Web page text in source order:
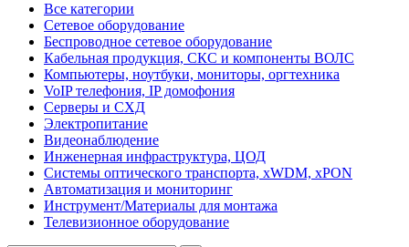
Все категории
Сетевое оборудование
Беспроводное сетевое оборудование
Кабельная продукция, СКС и компоненты ВОЛС
Компьютеры, ноутбуки, мониторы, оргтехника
VoIP телефония, IP домофония
Серверы и СХД
Электропитание
Видеонаблюдение
Инженерная инфраструктура, ЦОД
Системы оптического транспорта, xWDM, xPON
Автоматизация и мониторинг
Инструмент/Материалы для монтажа
Телевизионное оборудование